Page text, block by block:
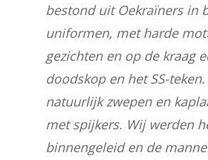
bestond uit Oekraïners in
uniformen, met harde
gezichten en op de kraag
doodskop en het SS-
natuurlijk zwepen en
met spijkers. Wij werden
binnengeleid en de